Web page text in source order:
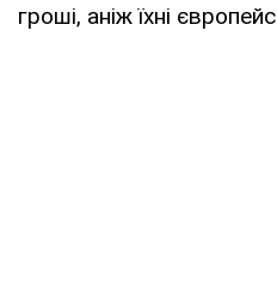
гроші, аніж їхні